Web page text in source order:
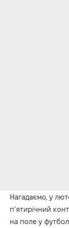
Нагадаємо, у
п’ятирічний
на поле у